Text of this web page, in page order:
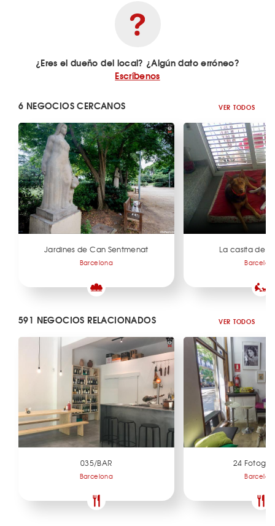
¿Eres el dueño del local? ¿Algún dato erróneo?
Escríbenos
6 NEGOCIOS CERCANOS VER TODOS
Jardines de Can Sentmenat
Barcelona
La casita de
591 NEGOCIOS RELACIONADOS VER TODOS
035/BAR
Barcelona
24